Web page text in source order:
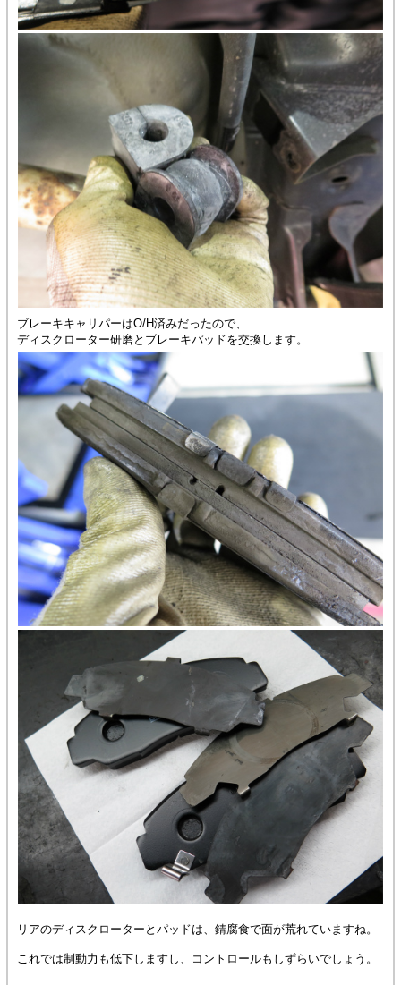
ブレーキキャリパーはO/H済みだったので、
ディスクローター研磨とブレーキパッドを交換します。
リアのディスクローターとパッドは、錆腐食で面が荒れていますね。
これでは制動力も低下しますし、コントロールもしずらいでしょう。